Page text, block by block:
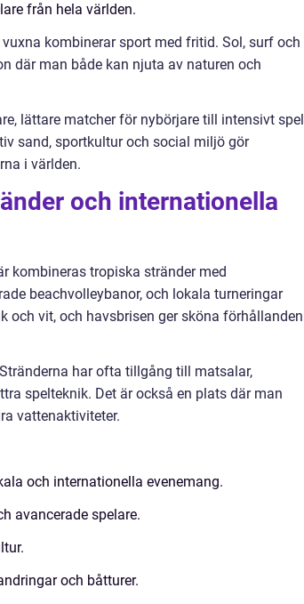
från hela världen.
kombinerar sport med fritid. Sol, surf och
där man både kan njuta av naturen och
lättare matcher för nybörjare till intensivt spel
sand, sportkultur och social miljö gör
i världen.
och internationella
kombineras tropiska stränder med
beachvolleybanor, och lokala turneringar
och vit, och havsbrisen ger sköna förhållanden
har ofta tillgång till matsalar,
spelteknik. Det är också en plats där man
vattenaktiviteter.
och internationella evenemang.
avancerade spelare.
och båtturer.